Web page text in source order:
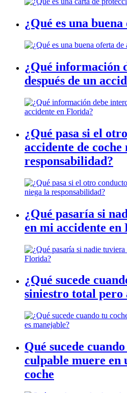
¿Qué es una
¿Qué información
después de un
¿Qué pasa si el
accidente de coche
responsabilidad?
¿Qué pasaría si
en mi accidente en
¿Qué sucede
siniestro total pero
Qué sucede
culpable muere en
coche